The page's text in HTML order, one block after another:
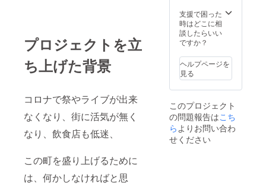
プロジェクトを立
ち上げた背景
コロナで祭やライブが出来
なくなり、街に活気が無く
なり、飲食店も低迷、
この町を盛り上げるために
は、何かしなければと思
支援で困った
時はどこに相
談したらいい
ですか？
ヘルプページを
見る
このプロジェクト
の問題報告はこち
ら よりお問い合わ
せください